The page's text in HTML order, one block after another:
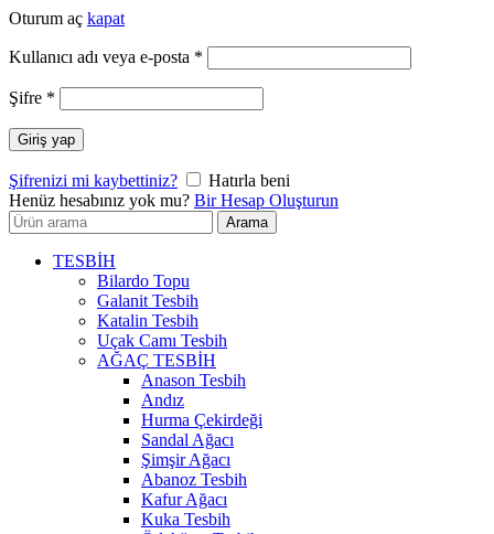
Oturum aç kapat
Kullanıcı adı veya e-posta *
Şifre *
Giriş yap
Şifrenizi mi kaybettiniz?
Hatırla beni
Henüz hesabınız yok mu? Bir Hesap Oluşturun
Arayın:
Arama
TESBİH
Bilardo Topu
Galanit Tesbih
Katalin Tesbih
Uçak Camı Tesbih
AĞAÇ TESBİH
Anason Tesbih
Andız
Hurma Çekirdeği
Sandal Ağacı
Şimşir Ağacı
Abanoz Tesbih
Kafur Ağacı
Kuka Tesbih